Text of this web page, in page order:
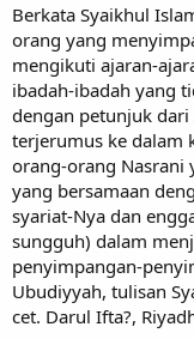
Berkata Syaikhul
orang yang
mengikuti ajaran-
ibadah-ibadah yang
dengan petunjuk dari
terjerumus ke dalam
orang-orang Nasrani
yang bersamaan
syariat-Nya dan
sungguh) dalam
penyimpangan-
Ubudiyyah, tulisan
cet. Darul Ifta?,